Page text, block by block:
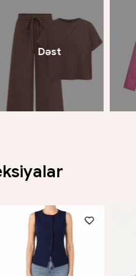
Dəst